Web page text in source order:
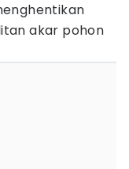
akar pohon